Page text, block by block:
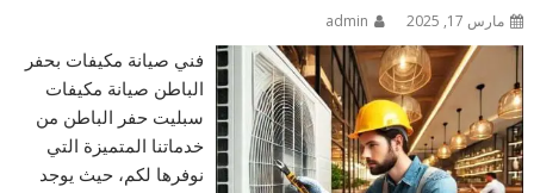
مارس 17, 2025 admin
فني صيانة مكيفات بحفر
الباطن صيانة مكيفات
سبليت حفر الباطن من
خدماتنا المتميزة التي
نوفرها لكم، حيث يوجد